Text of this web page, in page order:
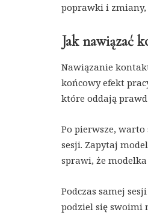
poprawki i zmiany,
Jak nawiązać
Nawiązanie
końcowy efekt
które oddają
Po pierwsze,
sesji. Zapytaj
sprawi, że
Podczas samej
podziel się swoimi